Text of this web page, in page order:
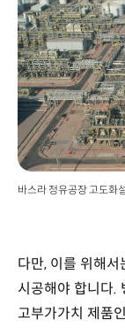
바스라 정유공장 고도화
다만, 이를 위해서
시공해야 합니다.
고부가가치 제품